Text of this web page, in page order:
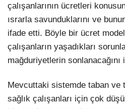
çalışanlarının ücretleri
ısrarla savunduklarını ve
ifade etti. Böyle bir ücret
çalışanların yaşadıkları
mağduriyetlerin sonlanacağını
Mevcuttaki sistemde taban ve
sağlık çalışanları için çok